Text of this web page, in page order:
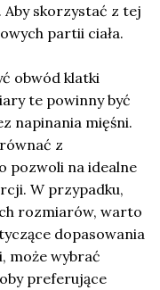
Aby skorzystać z tej
partii ciała.
obwód klatki
te powinny być
napinania mięśni.
z
pozwoli na idealne
W przypadku,
rozmiarów, warto
dopasowania
może wybrać
preferujące